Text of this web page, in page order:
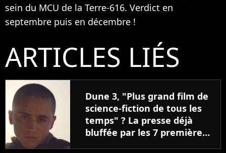
sein du MCU de la Terre-616. Verdict en
septembre puis en décembre !
ARTICLES LIÉS
Dune 3, "Plus grand film de
science-fiction de tous les
temps" ? La presse déjà
bluffée par les 7 premières